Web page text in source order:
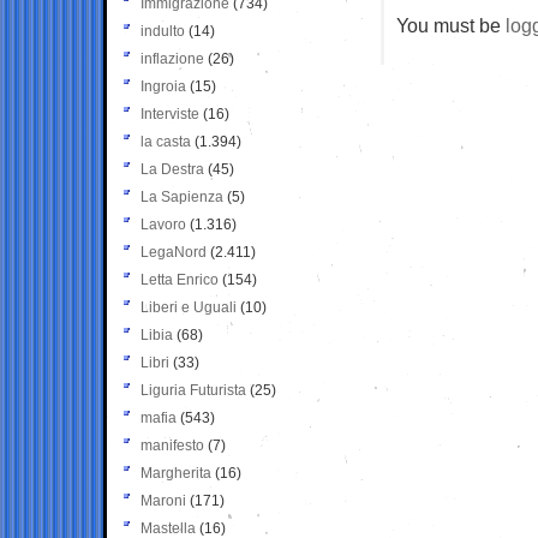
You must be
Immigrazione (734)
indulto (14)
inflazione (26)
Ingroia (15)
Interviste (16)
la casta (1.394)
La Destra (45)
La Sapienza (5)
Lavoro (1.316)
LegaNord (2.411)
Letta Enrico (154)
Liberi e Uguali (10)
Libia (68)
Libri (33)
Liguria Futurista (25)
mafia (543)
manifesto (7)
Margherita (16)
Maroni (171)
Mastella (16)